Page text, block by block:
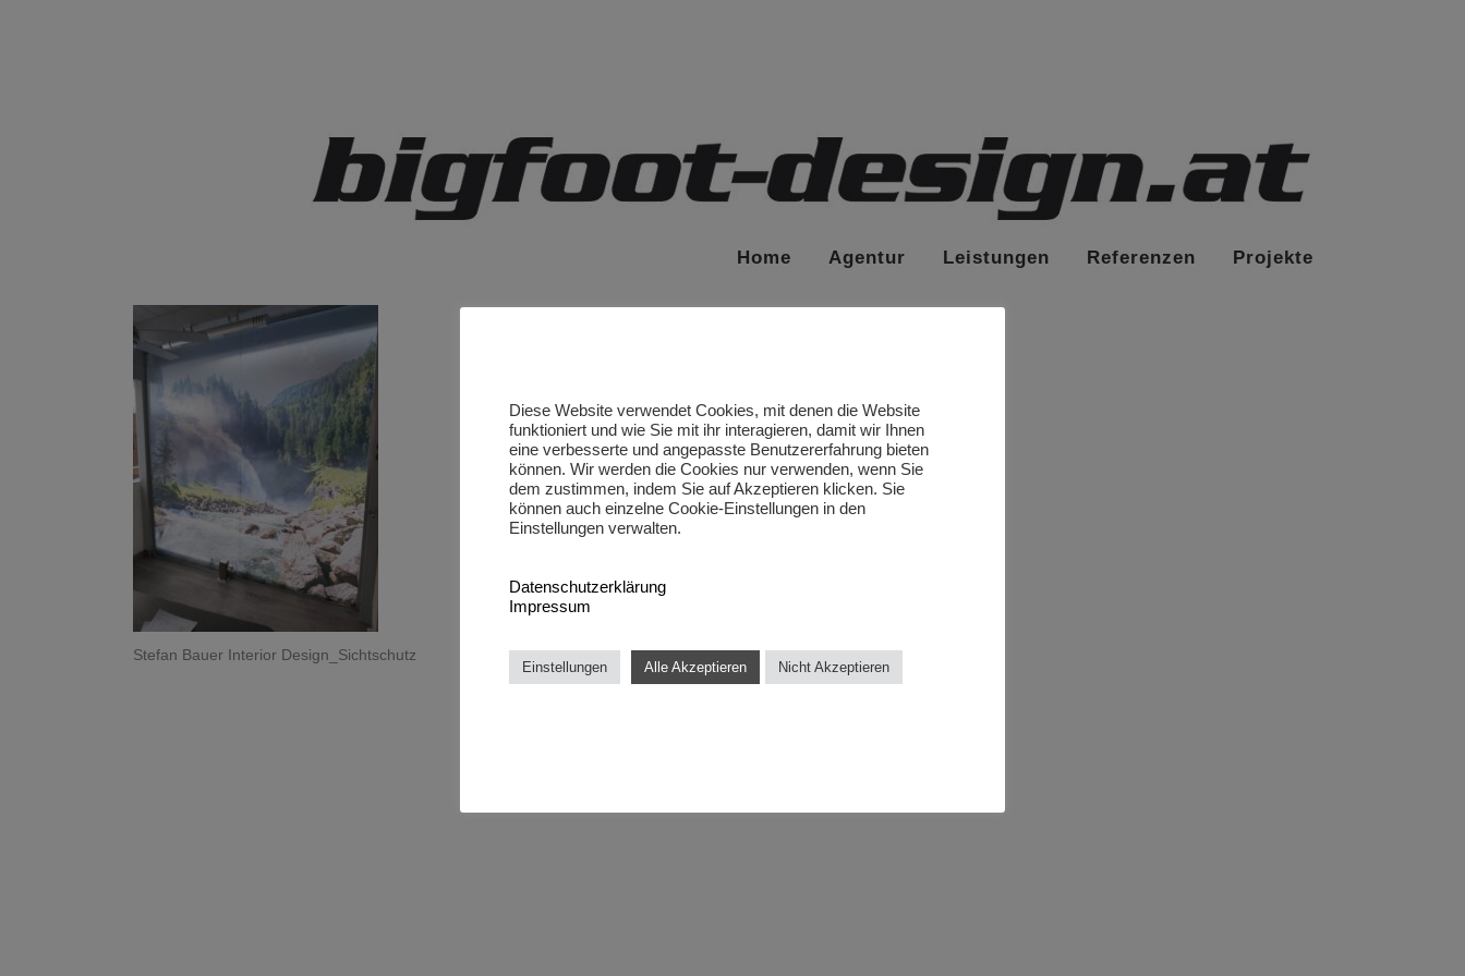
Home Agentur Leistungen Referenzen Projekte
Stefan Bauer Interior Design_Sichtschutz
Diese Website verwendet Cookies, mit denen die Website
funktioniert und wie Sie mit ihr interagieren, damit wir Ihnen
eine verbesserte und angepasste Benutzererfahrung bieten
können. Wir werden die Cookies nur verwenden, wenn Sie
dem zustimmen, indem Sie auf Akzeptieren klicken. Sie
können auch einzelne Cookie-Einstellungen in den
Einstellungen verwalten.
Datenschutzerklärung
Impressum
Einstellungen Alle Akzeptieren Nicht Akzeptieren